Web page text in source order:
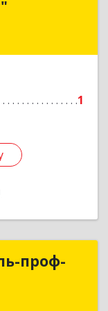
1
р-н,
проф-
проф-